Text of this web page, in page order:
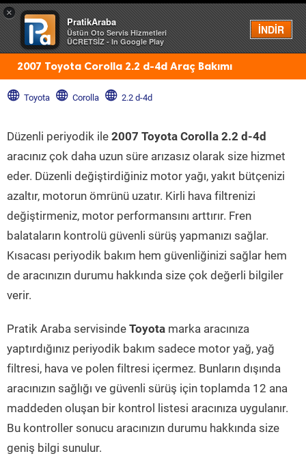
×
PratikAraba
Üstün Oto Servis Hizmetleri
ÜCRETSİZ - In Google Play
İNDİR
Menü
2007 Toyota Corolla 2.2 d-4d Araç Bakımı
Toyota Corolla 2.2 d-4d
Düzenli periyodik ile 2007 Toyota Corolla 2.2 d-4d
aracınız çok daha uzun süre arızasız olarak size hizmet
eder. Düzenli değiştirdiğiniz motor yağı, yakıt bütçenizi
azaltır, motorun ömrünü uzatır. Kirli hava filtrenizi
değiştirmeniz, motor performansını arttırır. Fren
balataların kontrolü güvenli sürüş yapmanızı sağlar.
Kısacası periyodik bakım hem güvenliğinizi sağlar hem
de aracınızın durumu hakkında size çok değerli bilgiler
verir.
Pratik Araba servisinde Toyota marka aracınıza
yaptırdığınız periyodik bakım sadece motor yağ, yağ
filtresi, hava ve polen filtresi içermez. Bunların dışında
aracınızın sağlığı ve güvenli sürüş için toplamda 12 ana
maddeden oluşan bir kontrol listesi aracınıza uygulanır.
Bu kontroller sonucu aracınızın durumu hakkında size
geniş bilgi sunulur.